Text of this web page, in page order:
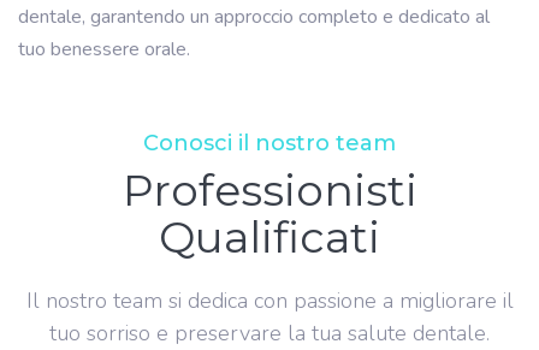
dentale, garantendo un approccio completo e dedicato al
tuo benessere orale.
Conosci il nostro team
Professionisti
Qualificati
Il nostro team si dedica con passione a migliorare il
tuo sorriso e preservare la tua salute dentale.